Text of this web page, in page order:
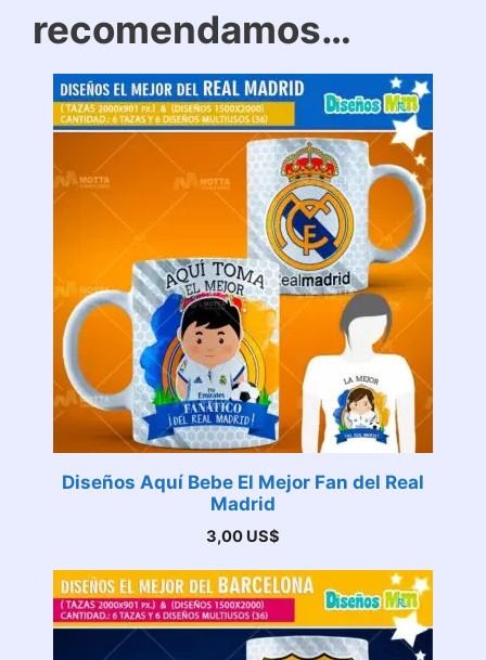
recomendamos…
Diseños Aquí Bebe El Mejor Fan del Real
Madrid
3,00 US$